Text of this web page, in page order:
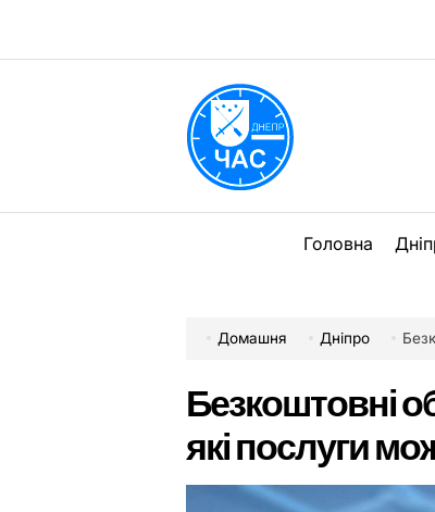
вмісту
Головна
Домашня Дніпро
Безкоштовні
які послуги